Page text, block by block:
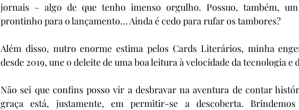
jornais – algo de que tenho imenso orgulho. Possuo, também,
prontinho para o lançamento... Ainda é cedo para rufar os tambores?
Além disso, nutro enorme estima pelos Cards Literários, minha
desde 2019, une o deleite de uma boa leitura à velocidade da tecnologia e
Não sei que confins posso vir a desbravar na aventura de contar
graça está, justamente, em permitir-se a descoberta.